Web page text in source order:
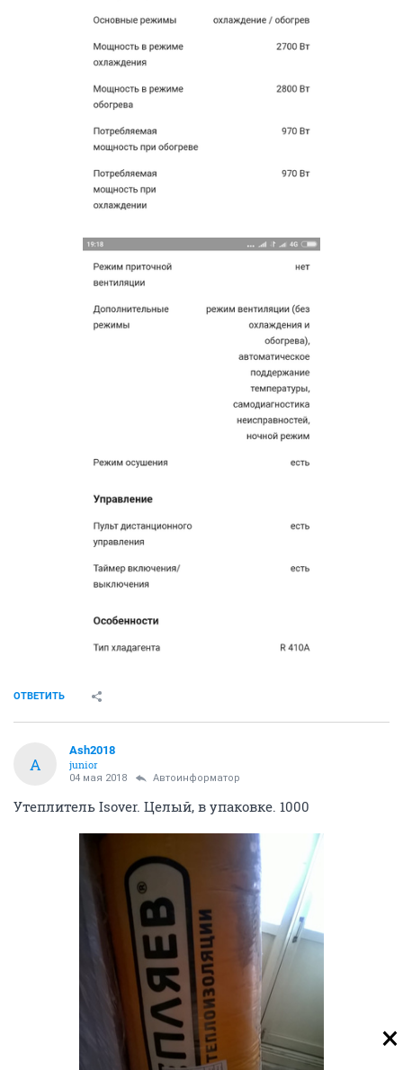
ОТВЕТИТЬ
A
Ash2018
junior
04 мая 2018 Автоинформатор
Утеплитель Isover. Целый, в упаковке. 1000